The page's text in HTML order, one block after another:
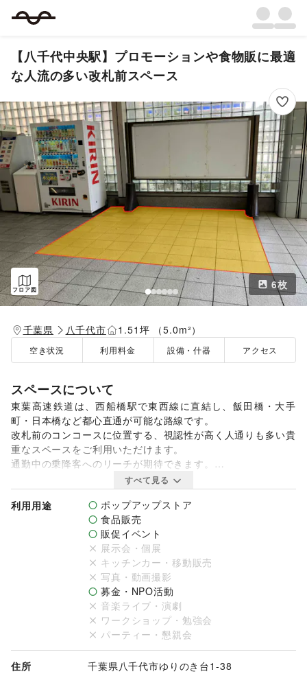
【八千代中央駅】プロモーションや食物販に最適
な人流の多い改札前スペース
フロア図 6枚
千葉県 八千代市 1.51坪 （5.0m²）
空き状況 利用料金 設備・什器 アクセス
スペースについて
東葉高速鉄道は、西船橋駅で東西線に直結し、飯田橋・大手
町・日本橋など都心直通が可能な路線です。
改札前のコンコースに位置する、視認性が高く人通りも多い貴
重なスペースをご利用いただけます。
通勤中の乗降客へのリーチが期待できます。
各種販促プロモーションや食物販などのご利用をお待ちしてお
ります。
すべて見る
利用用途
ポップアップストア
食品販売
販促イベント
展示会・個展
キッチンカー・移動販売
写真・動画撮影
募金・NPO活動
音楽ライブ・演劇
ワークショップ・勉強会
パーティー・懇親会
住所 千葉県八千代市ゆりのき台1-38